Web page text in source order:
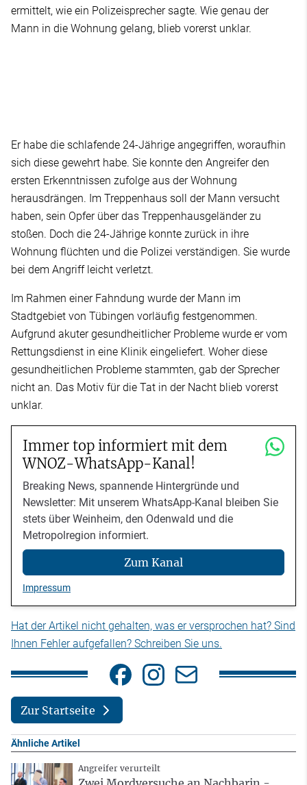
ermittelt, wie ein Polizeisprecher sagte. Wie genau der
Mann in die Wohnung gelang, blieb vorerst unklar.
Er habe die schlafende 24-Jährige angegriffen, woraufhin
sich diese gewehrt habe. Sie konnte den Angreifer den
ersten Erkenntnissen zufolge aus der Wohnung
herausdrängen. Im Treppenhaus soll der Mann versucht
haben, sein Opfer über das Treppenhausgeländer zu
stoßen. Doch die 24-Jährige konnte zurück in ihre
Wohnung flüchten und die Polizei verständigen. Sie wurde
bei dem Angriff leicht verletzt.
Im Rahmen einer Fahndung wurde der Mann im
Stadtgebiet von Tübingen vorläufig festgenommen.
Aufgrund akuter gesundheitlicher Probleme wurde er vom
Rettungsdienst in eine Klinik eingeliefert. Woher diese
gesundheitlichen Probleme stammten, gab der Sprecher
nicht an. Das Motiv für die Tat in der Nacht blieb vorerst
unklar.
Immer top informiert mit dem
WNOZ-WhatsApp-Kanal!
Breaking News, spannende Hintergründe und
Newsletter: Mit unserem WhatsApp-Kanal bleiben Sie
stets über Weinheim, den Odenwald und die
Metropolregion informiert.
Zum Kanal
Impressum
Hat der Artikel nicht gehalten, was er versprochen hat? Sind
Ihnen Fehler aufgefallen? Schreiben Sie uns.
Zur Startseite
Ähnliche Artikel
Angreifer verurteilt